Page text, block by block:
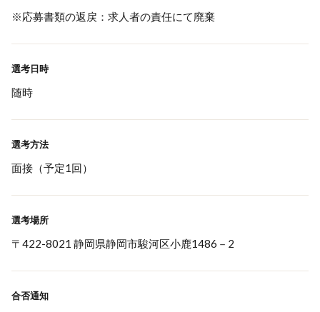
※応募書類の返戻：求人者の責任にて廃棄
選考日時
随時
選考方法
面接（予定1回）
選考場所
〒422-8021 静岡県静岡市駿河区小鹿1486－2
合否通知